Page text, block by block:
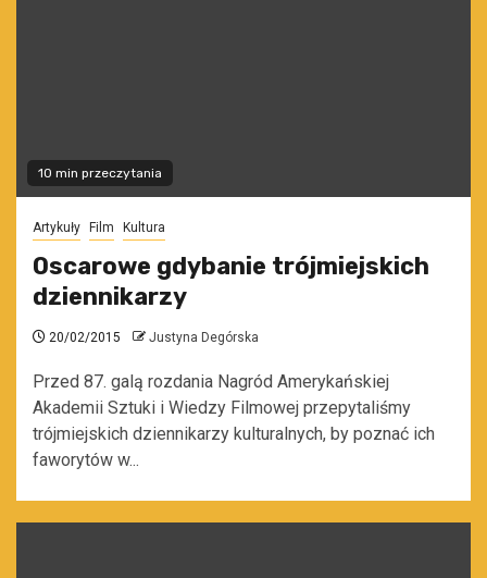
10 min przeczytania
Artykuły Film Kultura
Oscarowe gdybanie trójmiejskich
dziennikarzy
20/02/2015 Justyna Degórska
Przed 87. galą rozdania Nagród Amerykańskiej
Akademii Sztuki i Wiedzy Filmowej przepytaliśmy
trójmiejskich dziennikarzy kulturalnych, by poznać ich
faworytów w...